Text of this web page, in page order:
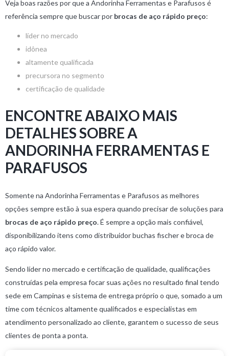
Veja boas razões por que a Andorinha Ferramentas e Parafusos é
referência sempre que buscar por brocas de aço rápido preço:
líder no mercado
idônea
altamente qualificada
precursora no segmento
certificação de qualidade
ENCONTRE ABAIXO MAIS
DETALHES SOBRE A
ANDORINHA FERRAMENTAS E
PARAFUSOS
Somente na Andorinha Ferramentas e Parafusos as melhores
opções sempre estão à sua espera quando precisar de soluções para
brocas de aço rápido preço. É sempre a opção mais confiável,
disponibilizando itens como distribuidor buchas fischer e broca de
aço rápido valor.
Sendo líder no mercado e certificação de qualidade, qualificações
construídas pela empresa focar suas ações no resultado final tendo
sede em Campinas e sistema de entrega próprio o que, somado a um
time com técnicos altamente qualificados e especialistas em
atendimento personalizado ao cliente, garantem o sucesso de seus
clientes de ponta a ponta.